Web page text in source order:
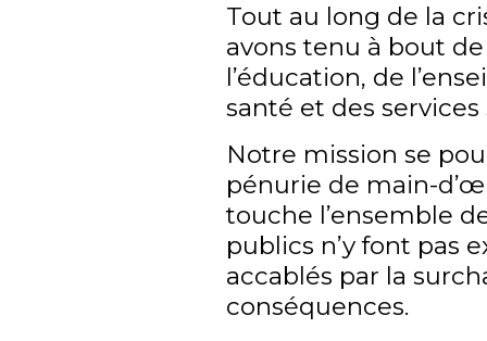
Tout au long de la
avons tenu à bout
l’éducation, de
santé et des services
Notre mission se
pénurie de main-
touche l’ensemble
publics n’y font pas
accablés par la
conséquences.